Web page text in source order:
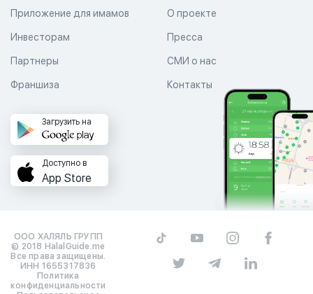
Приложение для имамов О проекте
Пресса
СМИ о нас
Контакты
Инвесторам
Партнеры
Франшиза
Загрузить на
Доступно в
App Store
ООО ХАЛЯЛЬ ГРУПП
© 2018 HalalGuide.me
Все права защищены.
ИНН 1655317836
Политика
конфиденциальности